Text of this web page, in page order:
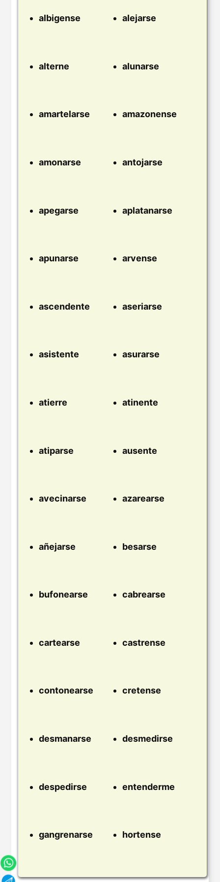
albigense alejarse
alterne alunarse
amartelarse amazonense
amonarse antojarse
apegarse aplatanarse
apunarse arvense
ascendente aseriarse
asistente asurarse
atierre atinente
atiparse ausente
avecinarse azarearse
añejarse besarse
bufonearse cabrearse
cartearse castrense
contonearse cretense
desmanarse desmedirse
despedirse entenderme
gangrenarse hortense